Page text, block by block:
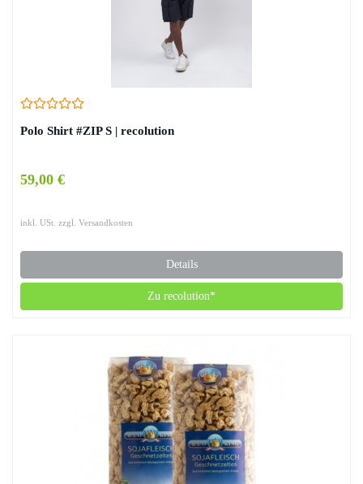
Polo Shirt #ZIP S | recolution
59,00 €
inkl. USt. zzgl. Versandkosten
Details
Zu recolution*